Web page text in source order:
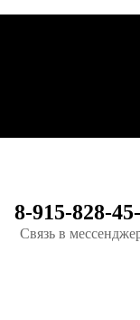
8-915-828-
Связь в